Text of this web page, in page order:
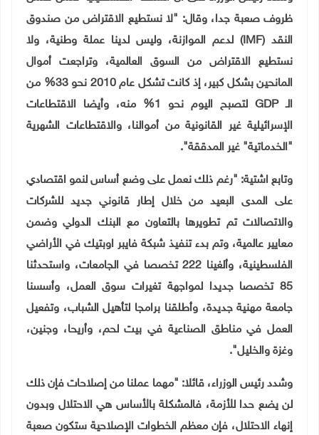
ظروف صعبة جدا، وقال: "لا نستطيع الاقتراض من صندوق
النقد (IMF) لدعم الموازنة، وليس لدينا عملة وطنية، ولا
نستطيع الاقتراض من السوق العالمية، وتراجعت أموال
المانحين بشكل كبير، إذ كانت تشكل عام 2010 نحو 33% من
الـGDP
لتصبح اليوم نحو 1% منه، وأيضا الاقتطاعات
الإسرائيلية غير القانونية من أموالنا، والاقتطاعات الشهرية
"الخدماتية" غير المدققة".
وتابع اشتية: "رغم ذلك نعمل على وضع أساس لنمو اقتصادي
على المدى البعيد من خلال إطار قانوني جديد للشركات
والاتصالات تم تطويرها بالتعاون مع البنك الدولي وضمن
معايير عالمية، وتم بدء تنفيذ شبكة فايبر اوبتيك في الأراضي
الفلسطينية، وألغينا 222 تخصصا في الجامعات، واستحدثنا
85 تخصصا جديدا لمواجهة تغيرات سوق العمل، وأسسنا
جامعة مهنية جديدة، وأطلقنا برامجا لتأهيل الشباب، وتفعيل
العمل في مناطق الصناعية في بيت لحم، وأريحا، وجنين،
وغزة والخليل".
وشدد رئيس الوزراء، قائلا: "مهما عملنا من إصلاحات فإن ذلك
لن يضع حدا للأزمة، فالمشكلة بالأساس هي الاحتلال وبدون
إنهاء الاحتلال، فإن معظم الخطوات الإصلاحية ستكون صعبة